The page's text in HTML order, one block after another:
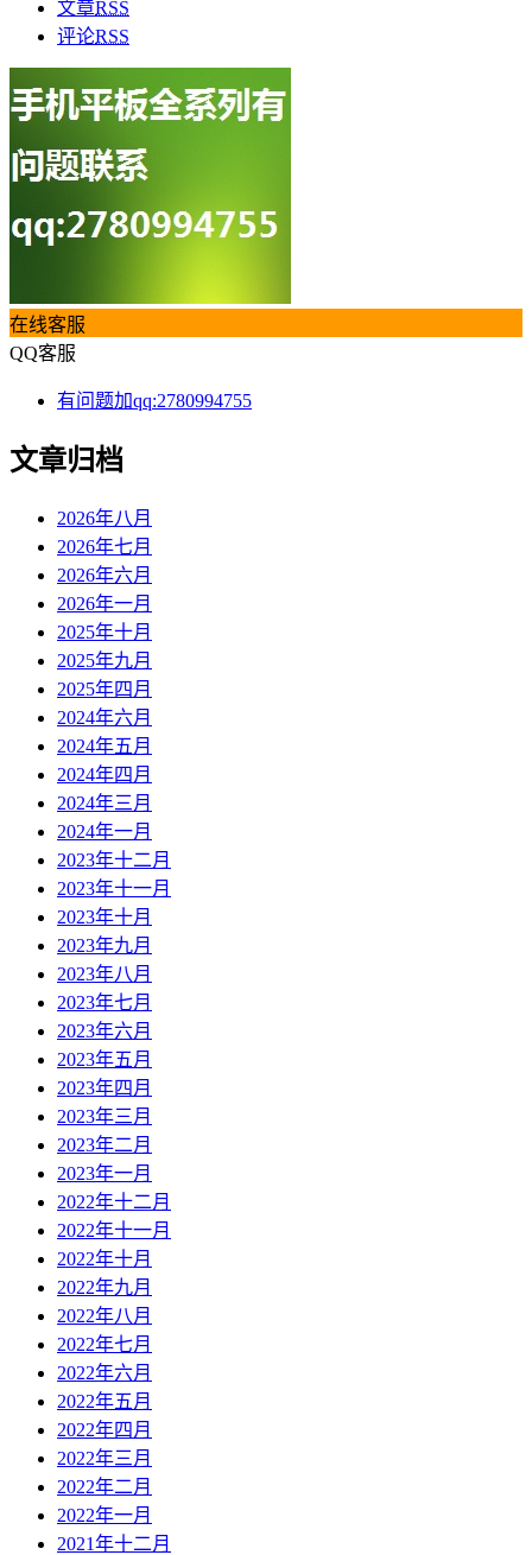
文章RSS
评论RSS
在线客服
QQ客服
有问题加qq:2780994755
文章归档
2026年八月
2026年七月
2026年六月
2026年一月
2025年十月
2025年九月
2025年四月
2024年六月
2024年五月
2024年四月
2024年三月
2024年一月
2023年十二月
2023年十一月
2023年十月
2023年九月
2023年八月
2023年七月
2023年六月
2023年五月
2023年四月
2023年三月
2023年二月
2023年一月
2022年十二月
2022年十一月
2022年十月
2022年九月
2022年八月
2022年七月
2022年六月
2022年五月
2022年四月
2022年三月
2022年二月
2022年一月
2021年十二月